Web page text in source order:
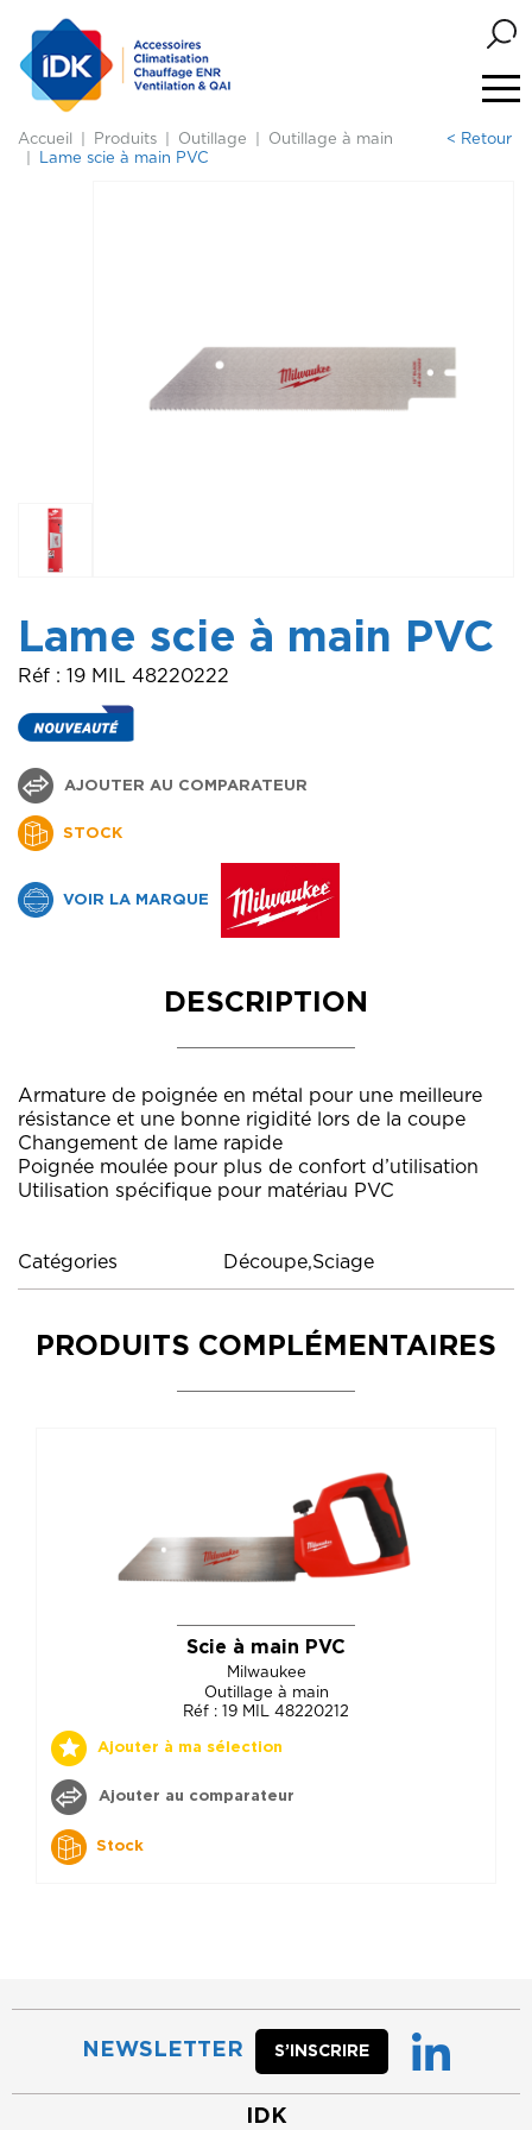
Accueil Produits Outillage
Outillage à main
Lame scie à main PVC
< Retour
Lame scie à main PVC
Réf : 19 MIL 48220222
AJOUTER AU COMPARATEUR
VOIR LA MARQUE
STOCK
DESCRIPTION
Armature de poignée en métal pour une meilleure
résistance et une bonne rigidité lors de la coupe
Changement de lame rapide
Poignée moulée pour plus de confort d’utilisation
Utilisation spécifique pour matériau PVC
Catégories Découpe,Sciage
PRODUITS COMPLÉMENTAIRES
Scie à main PVC
Milwaukee
Outillage à main
Réf : 19 MIL 48220212
Ajouter à ma sélection
Ajouter au comparateur
Stock
NEWSLETTER S’INSCRIRE
IDK